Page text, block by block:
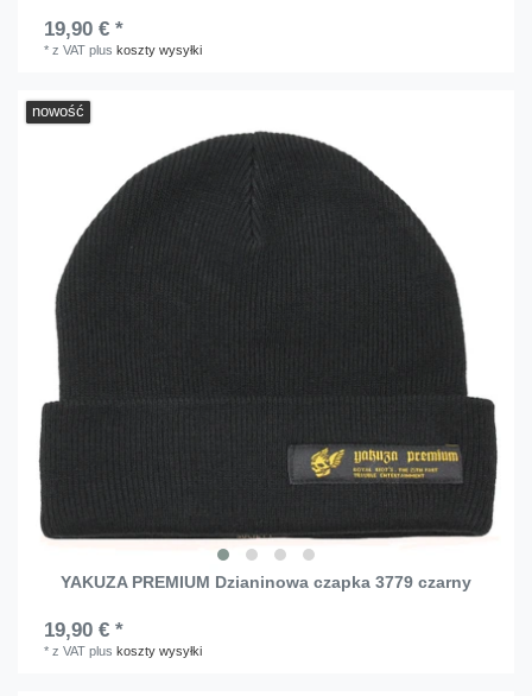
19,90 € *
*z VAT pluskoszty wysyłki
nowość
YAKUZA PREMIUM Dzianinowa czapka 3779 czarny
19,90 € *
*z VAT pluskoszty wysyłki